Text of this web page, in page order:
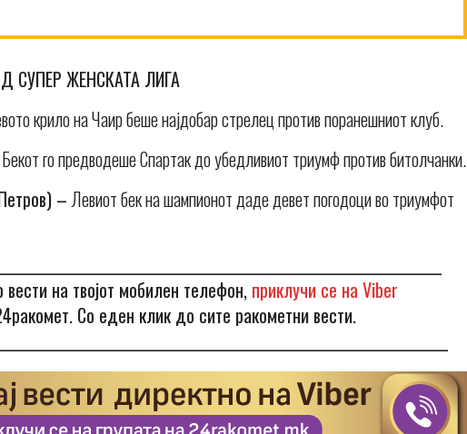
СУПЕР ЖЕНСКАТА ЛИГА
крило на Чаир беше најдобар стрелец против поранешниот клуб.
Бекот го предводеше Спартак до убедливиот триумф против битолчанки.
– Левиот бек на шампионот даде девет погодоци во триумфот
на твојот мобилен телефон,приклучи се на Viber
Со еден клик до сите ракометни вести.